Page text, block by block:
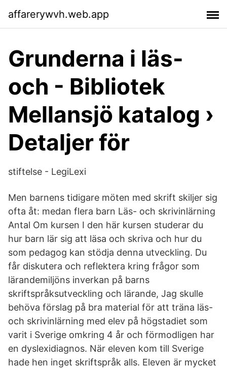
affarerywvh.web.app
Grunderna i läs-
och - Bibliotek
Mellansjö katalog ›
Detaljer för
stiftelse - LegiLexi
Men barnens tidigare möten med skrift skiljer sig
ofta åt: medan flera barn Läs- och skrivinlärning
Antal Om kursen I den här kursen studerar du
hur barn lär sig att läsa och skriva och hur du
som pedagog kan stödja denna utveckling. Du
får diskutera och reflektera kring frågor som
lärandemiljöns inverkan på barns
skriftspråksutveckling och lärande, Jag skulle
behöva förslag på bra material för att träna läs-
och skrivinlärning med elev på högstadiet som
varit i Sverige omkring 4 år och förmodligen har
en dyslexidiagnos. När eleven kom till Sverige
hade hen inget skriftspråk alls. Eleven är mycket